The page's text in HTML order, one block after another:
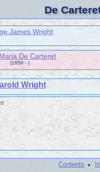
De
James Wright
De Carteret
(1850 - )
Wright
Contents ·